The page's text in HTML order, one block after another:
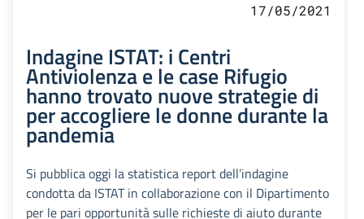
17/05/2021
Indagine ISTAT: i Centri
Antiviolenza e le case Rifugio
hanno trovato nuove strategie di
per accogliere le donne durante la
pandemia
Si pubblica oggi la statistica report dell’indagine
condotta da ISTAT in collaborazione con il Dipartimento
per le pari opportunità sulle richieste di aiuto durante